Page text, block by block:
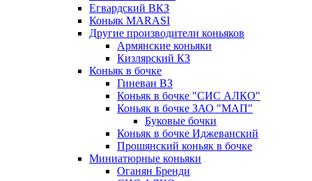
Егвардский ВКЗ
Коньяк MARASI
Другие производители коньяков
Армянские коньяки
Кизлярский КЗ
Коньяк в бочке
Гиневан ВЗ
Коньяк в бочке "СИС АЛКО"
Коньяк в бочке ЗАО "МАП"
Буковые бочки
Коньяк в бочке Иджеванский
Прошянский коньяк в бочке
Миниатюрные коньяки
Оганян Бренди